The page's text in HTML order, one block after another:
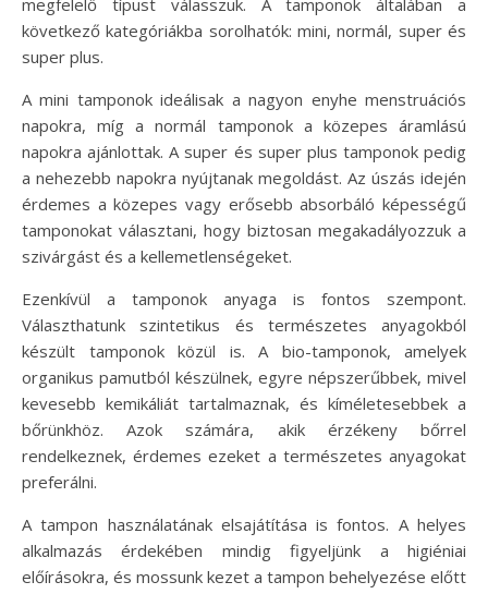
megfelelő típust válasszuk. A tamponok általában a
következő kategóriákba sorolhatók: mini, normál, super és
super plus.
A mini tamponok ideálisak a nagyon enyhe menstruációs
napokra, míg a normál tamponok a közepes áramlású
napokra ajánlottak. A super és super plus tamponok pedig
a nehezebb napokra nyújtanak megoldást. Az úszás idején
érdemes a közepes vagy erősebb absorbáló képességű
tamponokat választani, hogy biztosan megakadályozzuk a
szivárgást és a kellemetlenségeket.
Ezenkívül a tamponok anyaga is fontos szempont.
Választhatunk szintetikus és természetes anyagokból
készült tamponok közül is. A bio-tamponok, amelyek
organikus pamutból készülnek, egyre népszerűbbek, mivel
kevesebb kemikáliát tartalmaznak, és kíméletesebbek a
bőrünkhöz. Azok számára, akik érzékeny bőrrel
rendelkeznek, érdemes ezeket a természetes anyagokat
preferálni.
A tampon használatának elsajátítása is fontos. A helyes
alkalmazás érdekében mindig figyeljünk a higiéniai
előírásokra, és mossunk kezet a tampon behelyezése előtt